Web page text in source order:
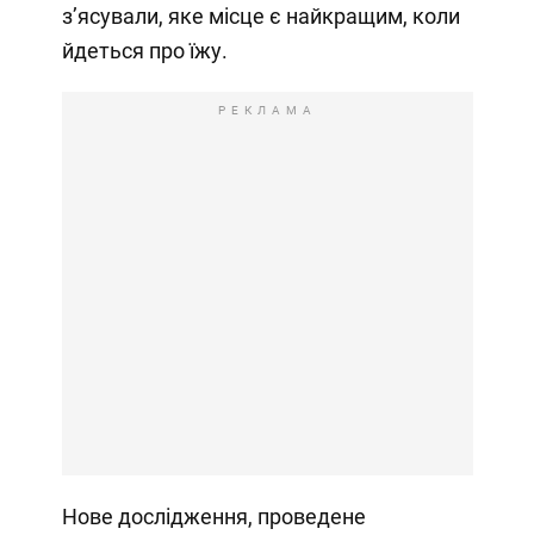
з’ясували, яке місце є найкращим, коли
йдеться про їжу.
РЕКЛАМА
Нове дослідження, проведене